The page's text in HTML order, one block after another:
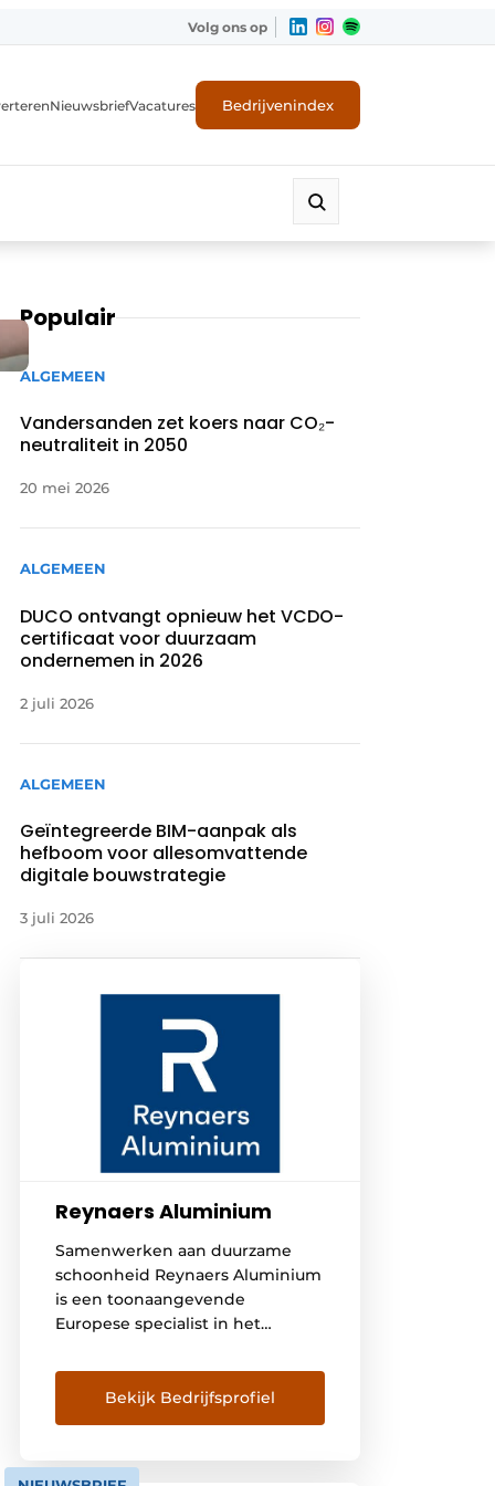
Volg ons op
NieuwsbriefVacatures Bedrijvenindex
Populair
ALGEMEEN
Vandersanden zet koers naar CO₂-
neutraliteit in 2050
20 mei 2026
ALGEMEEN
DUCO ontvangt opnieuw het VCDO-
certificaat voor duurzaam
ondernemen in 2026
2 juli 2026
ALGEMEEN
Geïntegreerde BIM-aanpak als
hefboom voor allesomvattende
digitale bouwstrategie
3 juli 2026
Reynaers Aluminium
Samenwerken aan duurzame
schoonheid Reynaers Aluminium
is een toonaangevende
Europese specialist in het
zetten van innovatieve en
duurzame aluminium
toepassingen. Die worden
ramen, deuren, gevelsystemen,
Bekijk Bedrijfsprofiel